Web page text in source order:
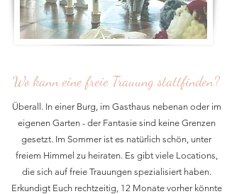
Wo kann eine freie Trauung stattfinden?
Überall. In einer Burg, im Gasthaus nebenan oder im
eigenen Garten - der Fantasie sind keine Grenzen
gesetzt. Im Sommer ist es natürlich schön, unter
freiem Himmel zu heiraten. Es gibt viele Locations,
die sich auf freie Trauungen spezialisiert haben.
Erkundigt Euch rechtzeitig, 12 Monate vorher könnte